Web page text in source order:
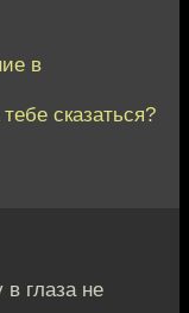
в
сказаться?
в глаза не